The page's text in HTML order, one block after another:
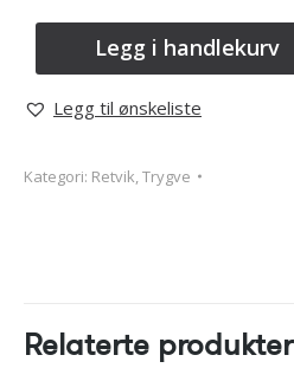
Legg i handlekurv
Legg til ønskeliste
Kategori: Retvik, Trygve
Relaterte produkter